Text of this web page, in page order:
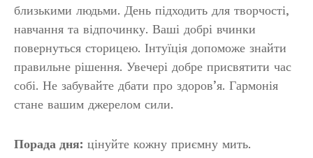
близькими людьми. День підходить для творчості,
навчання та відпочинку. Ваші добрі вчинки
повернуться сторицею. Інтуїція допоможе знайти
правильне рішення. Увечері добре присвятити час
собі. Не забувайте дбати про здоров’я. Гармонія
стане вашим джерелом сили.
Порада дня: цінуйте кожну приємну мить.